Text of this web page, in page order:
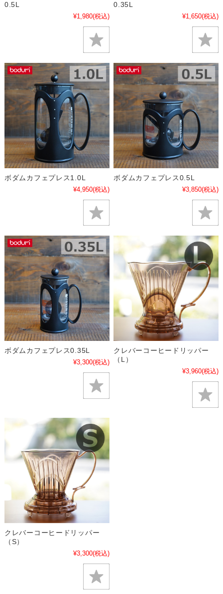
0.5L
¥1,980(税込)
0.35L
¥1,650(税込)
ボダムカフェプレス1.0L
¥4,950(税込)
ボダムカフェプレス0.5L
¥3,850(税込)
ボダムカフェプレス0.35L
¥3,300(税込)
クレバーコーヒードリッパー
（L）
¥3,960(税込)
クレバーコーヒードリッパー
（S）
¥3,300(税込)